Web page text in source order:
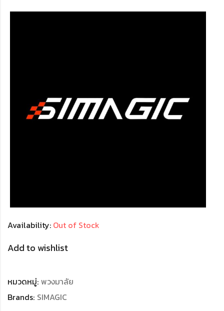
Availability: Out of Stock
Add to wishlist
หมวดหมู่: พวงมาลัย
Brands: SIMAGIC